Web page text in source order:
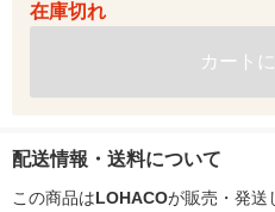
在庫切れ
カート
配送情報・送料について
この商品はLOHACOが販売・発送